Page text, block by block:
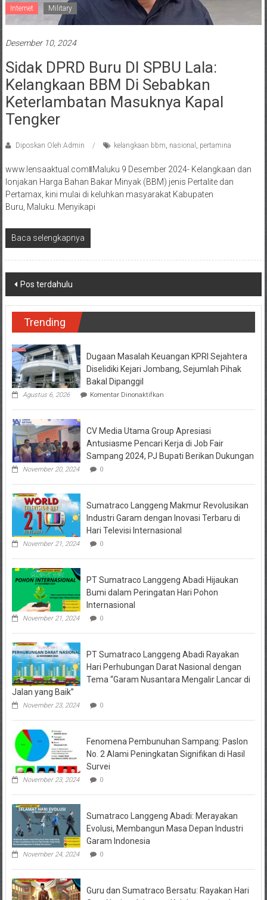
Internet Military
Desember 10, 2024
Sidak DPRD Buru DI SPBU Lala:
Kelangkaan BBM Di Sebabkan
Keterlambatan Masuknya Kapal
Tengker
Diposkan Oleh:Admin kelangkaan bbm, nasional , pertamina
www.lensaaktual.comǁMaluku 9 Desember 2024- Kelangkaan dan
lonjakan Harga Bahan Bakar Minyak (BBM) jenis Pertalite dan
Pertamax, kini mulai di keluhkan masyarakat Kabupaten
Buru, Maluku. Menyikapi
Baca selengkapnya
Navigasi
pos
Pos terdahulu
Trending
Dugaan Masalah Keuangan KPRI Sejahtera
Diselidiki Kejari Jombang, Sejumlah Pihak
Bakal Dipanggil
Agustus 6, 2026 Komentar Dinonaktifkanpada
Masalah
KPRI
Sejahtera
Diselidiki
Kejari
Pihak
Dipanggil
CV Media Utama Group Apresiasi
Antusiasme Pencari Kerja di Job Fair
Sampang 2024, PJ Bupati Berikan Dukungan
November 20, 2024 0
Sumatraco Langgeng Makmur Revolusikan
Industri Garam dengan Inovasi Terbaru di
Hari Televisi Internasional
November 21, 2024 0
PT Sumatraco Langgeng Abadi Hijaukan
Bumi dalam Peringatan Hari Pohon
Internasional
November 21, 2024 0
PT Sumatraco Langgeng Abadi Rayakan
Hari Perhubungan Darat Nasional dengan
Tema “Garam Nusantara Mengalir Lancar di
Jalan yang Baik”
November 23, 2024 0
Fenomena Pembunuhan Sampang: Paslon
No. 2 Alami Peningkatan Signifikan di Hasil
Survei
November 23, 2024 0
Sumatraco Langgeng Abadi: Merayakan
Evolusi, Membangun Masa Depan Industri
Garam Indonesia
November 24, 2024 0
Guru dan Sumatraco Bersatu: Rayakan Hari